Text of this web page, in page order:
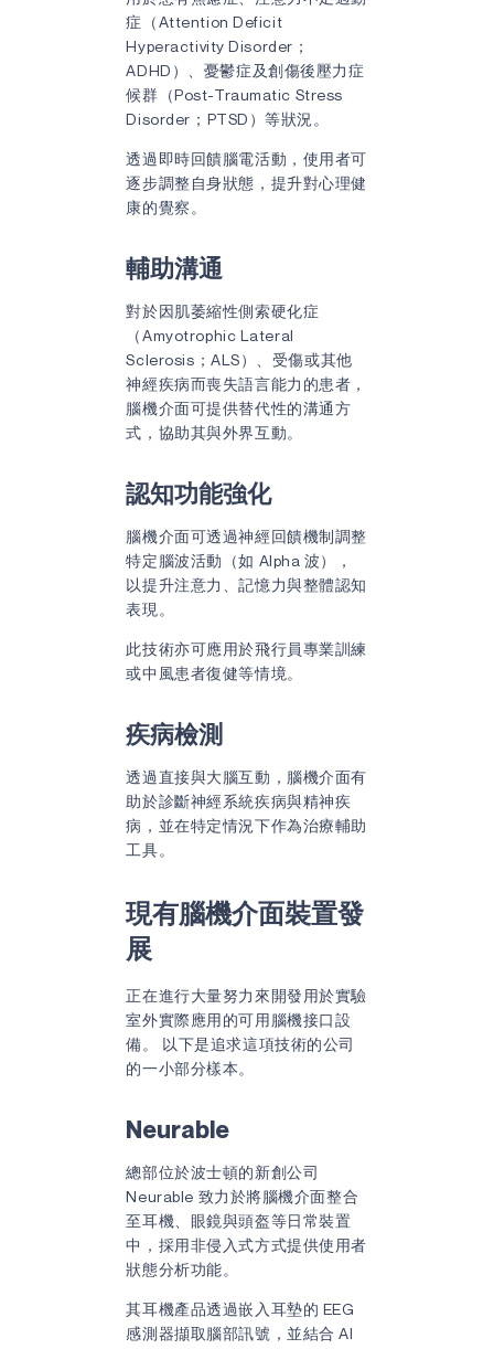
症（Attention Deficit
Hyperactivity Disorder；
ADHD）、憂鬱症及創傷後壓力症
候群（Post-Traumatic Stress
Disorder；PTSD）等狀況。
透過即時回饋腦電活動，使用者可
逐步調整自身狀態，提升對心理健
康的覺察。
輔助溝通
對於因肌萎縮性側索硬化症
（Amyotrophic Lateral
Sclerosis；ALS）、受傷或其他
神經疾病而喪失語言能力的患者，
腦機介面可提供替代性的溝通方
式，協助其與外界互動。
認知功能強化
腦機介面可透過神經回饋機制調整
特定腦波活動（如 Alpha 波），
以提升注意力、記憶力與整體認知
表現。
此技術亦可應用於飛行員專業訓練
或中風患者復健等情境。
疾病檢測
透過直接與大腦互動，腦機介面有
助於診斷神經系統疾病與精神疾
病，並在特定情況下作為治療輔助
工具。
現有腦機介面裝置發
展
正在進行大量努力來開發用於實驗
室外實際應用的可用腦機接口設
備。 以下是追求這項技術的公司
的一小部分樣本。
Neurable
總部位於波士頓的新創公司
Neurable 致力於將腦機介面整合
至耳機、眼鏡與頭盔等日常裝置
中，採用非侵入式方式提供使用者
狀態分析功能。
其耳機產品透過嵌入耳墊的 EEG
感測器擷取腦部訊號，並結合 AI